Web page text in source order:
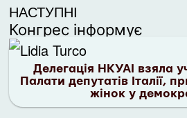
НАСТУПНІ
Конгрес інформує
Делегація НКУАІ взяла
Палати депутатів Італії,
жінок у